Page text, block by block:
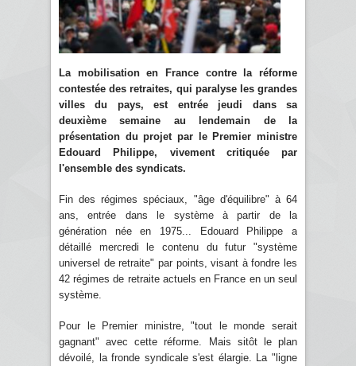
La mobilisation en France contre la réforme
contestée des retraites, qui paralyse les grandes
villes du pays, est entrée jeudi dans sa
deuxième semaine au lendemain de la
présentation du projet par le Premier ministre
Edouard Philippe, vivement critiquée par
l'ensemble des syndicats.
Fin des régimes spéciaux, "âge d'équilibre" à 64
ans, entrée dans le système à partir de la
génération née en 1975... Edouard Philippe a
détaillé mercredi le contenu du futur "système
universel de retraite" par points, visant à fondre les
42 régimes de retraite actuels en France en un seul
système.
Pour le Premier ministre, "tout le monde serait
gagnant" avec cette réforme. Mais sitôt le plan
dévoilé, la fronde syndicale s'est élargie. La "ligne